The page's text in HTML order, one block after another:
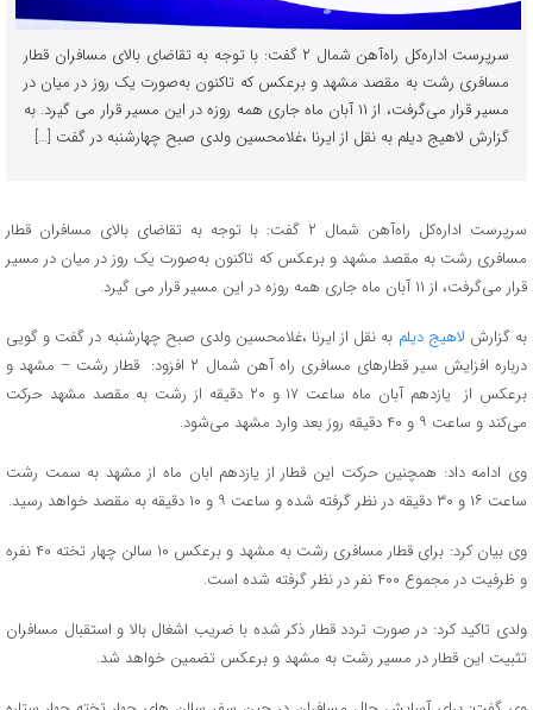
سرپرست اداره‌کل راه‌آهن شمال ۲ گفت: با توجه به تقاضای بالای مسافران قطار
مسافری رشت به مقصد مشهد و برعکس که تاکنون به‌صورت یک روز در میان در
مسیر قرار می‌گرفت، از ۱۱ آبان ماه جاری همه روزه در این مسیر قرار می گیرد. به
گزارش لاهیج دیلم به نقل از ایرنا ،غلامحسین ولدی صبح چهارشنبه در گفت […]
سرپرست اداره‌کل راه‌آهن شمال ۲ گفت: با توجه به تقاضای بالای مسافران قطار
مسافری رشت به مقصد مشهد و برعکس که تاکنون به‌صورت یک روز در میان در مسیر
قرار می‌گرفت، از ۱۱ آبان ماه جاری همه روزه در این مسیر قرار می گیرد.
به گزارش لاهیج دیلم به نقل از ایرنا ،غلامحسین ولدی صبح چهارشنبه در گفت و گویی
درباره افزایش سیر قطارهای مسافری راه آهن شمال ۲ افزود: قطار رشت – مشهد و
برعکس از یازدهم آبان ماه ساعت ۱۷ و ۲۰ دقیقه از رشت به مقصد مشهد حرکت
می‌کند و ساعت ۹ و ۴۰ دقیقه روز بعد وارد مشهد می‌شود.
وی ادامه داد: همچنین حرکت این قطار از یازدهم ابان ماه از مشهد به سمت رشت
ساعت ۱۶ و ۳۰ دقیقه در نظر گرفته شده و ساعت ۹ و ۱۰ دقیقه به مقصد خواهد رسید.
وی بیان کرد: برای قطار مسافری رشت به مشهد و برعکس ۱۰ سالن چهار تخته ۴۰ نفره
و ظرفیت در مجموع ۴۰۰ نفر در نظر گرفته شده است.
ولدی تاکید کرد: در صورت تردد قطار ذکر شده با ضریب اشغال بالا و استقبال مسافران
تثبیت این قطار در مسیر رشت به مشهد و برعکس تضمین خواهد شد.